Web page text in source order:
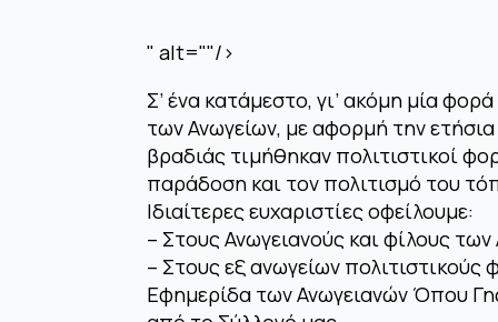
" alt=""/>
Σ’ ένα κατάμεστο, γι’ ακόμη μία
των Ανωγείων, με αφορμή την
βραδιάς τιμήθηκαν πολιτιστικοί
παράδοση και τον πολιτισμό του
Ιδιαίτερες ευχαριστίες οφείλουμε:
– Στους Ανωγειανούς και φίλους
– Στους εξ ανωγείων
Εφημερίδα των Ανωγειανών Όπου